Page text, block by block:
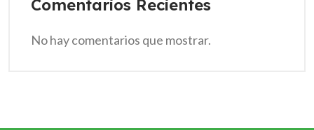
Comentarios Recientes
No hay comentarios que mostrar.